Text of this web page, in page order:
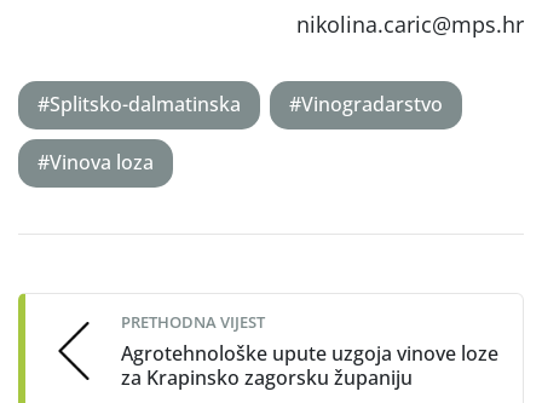
nikolina.caric@mps.hr
#Splitsko-dalmatinska #Vinogradarstvo
#Vinova loza
navigation
PRETHODNA VIJEST
Agrotehnološke upute uzgoja vinove loze
za Krapinsko zagorsku županiju